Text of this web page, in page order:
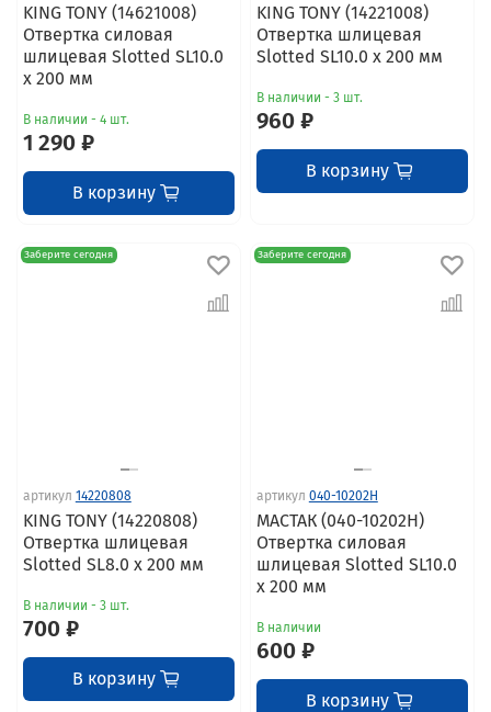
KING TONY (14621008)
Отвертка силовая
шлицевая Slotted SL10.0
x 200 мм
В наличии - 4 шт.
1 290 ₽
В корзину
KING TONY (14221008)
Отвертка шлицевая
Slotted SL10.0 x 200 мм
В наличии - 3 шт.
960 ₽
В корзину
Заберите сегодня
артикул 14220808
KING TONY (14220808)
Отвертка шлицевая
Slotted SL8.0 x 200 мм
В наличии - 3 шт.
700 ₽
В корзину
Заберите сегодня
артикул 040-10202H
МАСТАК (040-10202H)
Отвертка силовая
шлицевая Slotted SL10.0
x 200 мм
В наличии
600 ₽
В корзину